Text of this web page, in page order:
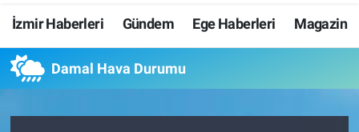
İzmir Haberleri Gündem Ege Haberleri Magazin
Damal Hava Durumu
Resmi İlanlar
Resmi Reklam